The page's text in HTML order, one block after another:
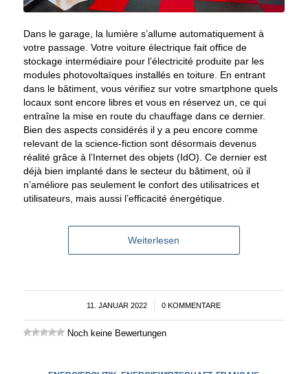
Dans le garage, la lumière s’allume automatiquement à
votre passage. Votre voiture électrique fait office de
stockage intermédiaire pour l’électricité produite par les
modules photovoltaïques installés en toiture. En entrant
dans le bâtiment, vous vérifiez sur votre smartphone quels
locaux sont encore libres et vous en réservez un, ce qui
entraîne la mise en route du chauffage dans ce dernier.
Bien des aspects considérés il y a peu encore comme
relevant de la science-fiction sont désormais devenus
réalité grâce à l’Internet des objets (IdO). Ce dernier est
déjà bien implanté dans le secteur du bâtiment, où il
n’améliore pas seulement le confort des utilisatrices et
utilisateurs, mais aussi l’efficacité énergétique.
Weiterlesen
11. JANUAR 2022
/ 0 KOMMENTARE
Noch keine Bewertungen